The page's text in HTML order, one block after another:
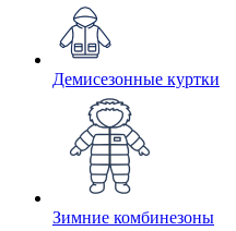
Демисезонные куртки
Зимние комбинезоны